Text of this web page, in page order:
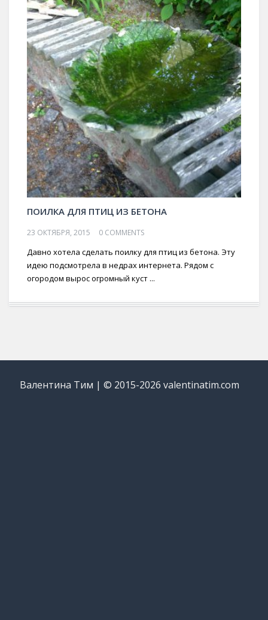
ПОИЛКА ДЛЯ ПТИЦ ИЗ БЕТОНА
23 ОКТЯБРЯ, 2015 0 COMMENTS
Давно хотела сделать поилку для птиц из бетона. Эту
идею подсмотрела в недрах интернета. Рядом с
огородом вырос огромный куст ...
Валентина Тим | © 2015-2026 valentinatim.com